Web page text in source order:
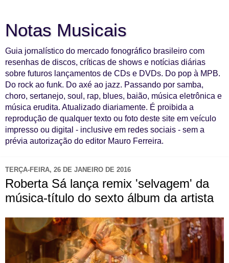
Notas Musicais
Guia jornalístico do mercado fonográfico brasileiro com
resenhas de discos, críticas de shows e notícias diárias
sobre futuros lançamentos de CDs e DVDs. Do pop à MPB.
Do rock ao funk. Do axé ao jazz. Passando por samba,
choro, sertanejo, soul, rap, blues, baião, música eletrônica e
música erudita. Atualizado diariamente. É proibida a
reprodução de qualquer texto ou foto deste site em veículo
impresso ou digital - inclusive em redes sociais - sem a
prévia autorização do editor Mauro Ferreira.
TERÇA-FEIRA, 26 DE JANEIRO DE 2016
Roberta Sá lança remix 'selvagem' da
música-título do sexto álbum da artista